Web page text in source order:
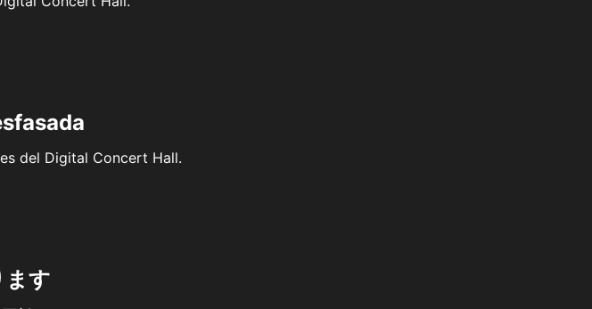
del Digital Concert Hall.
ます